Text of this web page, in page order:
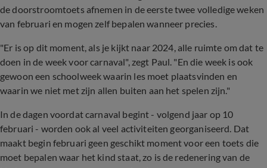
de doorstroomtoets afnemen in de eerste twee volledige weken
van februari en mogen zelf bepalen wanneer precies.
"Er is op dit moment, als je kijkt naar 2024, alle ruimte om dat te
doen in de week voor carnaval", zegt Paul. "En die week is ook
gewoon een schoolweek waarin les moet plaatsvinden en
waarin we niet met zijn allen buiten aan het spelen zijn."
In de dagen voordat carnaval begint - volgend jaar op 10
februari - worden ook al veel activiteiten georganiseerd. Dat
maakt begin februari geen geschikt moment voor een toets die
moet bepalen waar het kind staat, zo is de redenering van de